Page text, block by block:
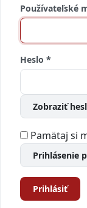
Používateľské
Heslo *
Zobraziť
Pamätaj si
Prihlásenie
Prihlásiť